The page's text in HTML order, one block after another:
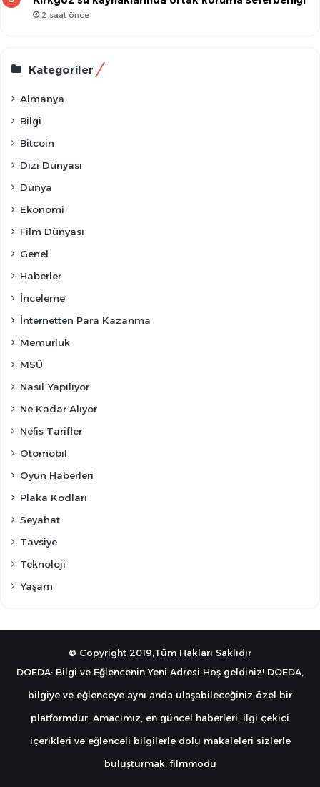
2 saat önce
Kategoriler
Almanya
Bilgi
Bitcoin
Dizi Dünyası
Dünya
Ekonomi
Film Dünyası
Genel
Haberler
İnceleme
İnternetten Para Kazanma
Memurluk
MSÜ
Nasıl Yapılıyor
Ne Kadar Alıyor
Nefis Tarifler
Otomobil
Oyun Haberleri
Plaka Kodları
Seyahat
Tavsiye
Teknoloji
Yaşam
© Copyright 2019,Tüm Hakları Saklıdır
DOEDA: Bilgi ve Eğlencenin Yeni Adresi Hoş geldiniz! DOEDA,
bilgiye ve eğlenceye aynı anda ulaşabileceğiniz özel bir
platformdur. Amacımız, en güncel haberleri, ilgi çekici
içerikleri ve eğlenceli bilgilerle dolu makaleleri sizlerle
buluşturmak. filmmodu